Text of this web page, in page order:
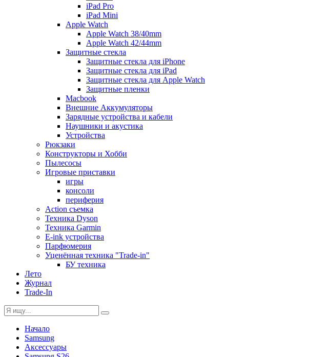
iPad Pro
iPad Mini
Apple Watch
Apple Watch 38/40mm
Apple Watch 42/44mm
Защитные стекла
Защитные стекла для iPhone
Защитные стекла для iPad
Защитные стекла для Apple Watch
Защитные пленки
Macbook
Внешние Аккумуляторы
Зарядные устройства и кабели
Наушники и акустика
Устройства
Рюкзаки
Конструкторы и Хобби
Пылесосы
Игровые приставки
игры
консоли
периферия
Action съемка
Техника Dyson
Техника Garmin
E-ink устройства
Парфюмерия
Уценённая техника "Trade-in"
БУ техника
Лето
Журнал
Trade-In
Начало
Samsung
Аксессуары